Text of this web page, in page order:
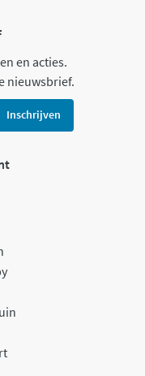
en acties.
nieuwsbrief.
Inschrijven